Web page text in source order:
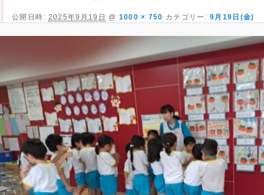
公開日時: 2025年9月19日 @ 1000 × 750 カテゴリー:9月19日(金)